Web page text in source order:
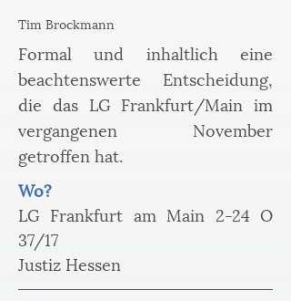
Tim Brockmann
Formal und inhaltlich eine
beachtenswerte Entscheidung,
die das LG Frankfurt/Main im
vergangenen November
getroffen hat.
Wo?
LG Frankfurt am Main 2-24 O
37/17
Justiz Hessen